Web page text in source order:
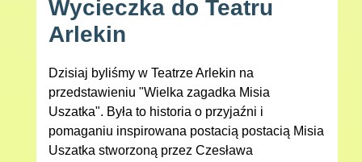
Wycieczka do Teatru
Arlekin
Dzisiaj byliśmy w Teatrze Arlekin na
przedstawieniu "Wielka zagadka Misia
Uszatka". Była to historia o przyjaźni i
pomaganiu inspirowana postacią postacią Misia
Uszatka stworzoną przez Czesława